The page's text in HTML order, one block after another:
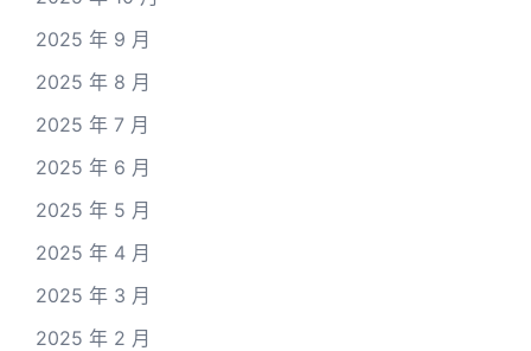
2025 年 9 月
2025 年 8 月
2025 年 7 月
2025 年 6 月
2025 年 5 月
2025 年 4 月
2025 年 3 月
2025 年 2 月